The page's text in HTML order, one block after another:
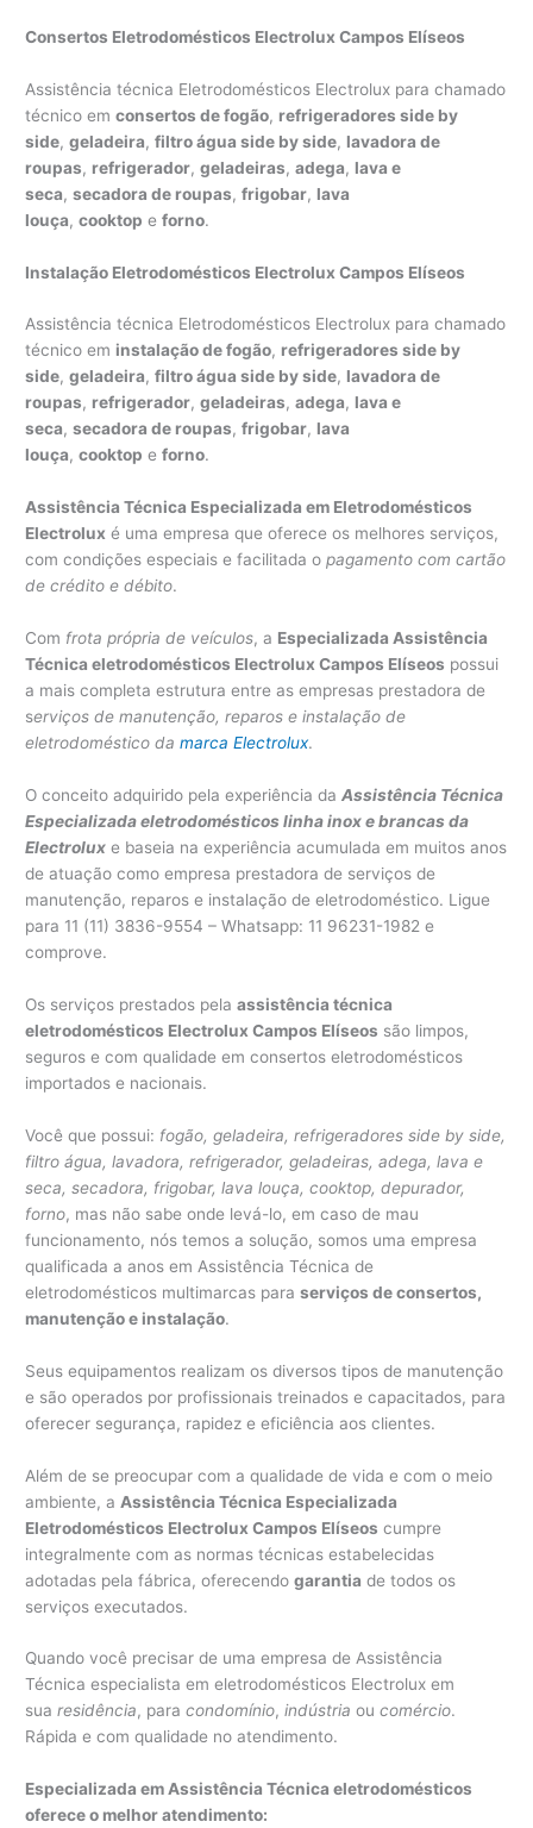
Consertos Eletrodomésticos Electrolux Campos Elíseos
Assistência técnica Eletrodomésticos Electrolux para chamado
técnico emconsertos de fogão, refrigeradores side by
side,geladeira,filtro água side by side, lavadora de
roupas, refrigerador,geladeiras,adega, lava e
seca,secadora de roupas,frigobar, lava
louça,cooktop eforno.
Instalação Eletrodomésticos Electrolux Campos Elíseos
Assistência técnica Eletrodomésticos Electrolux para chamado
técnico em instalação de fogão, refrigeradores side by
side,geladeira,filtro água side by side, lavadora de
roupas, refrigerador,geladeiras,adega, lava e
seca,secadora de roupas,frigobar, lava
louça,cooktop eforno.
Assistência Técnica Especializada em Eletrodomésticos
Electrolux é uma empresa que oferece os melhores serviços,
com condições especiais e facilitada opagamento com cartão
de crédito e débito.
Com frota própria de veículos, a Especializada Assistência
Técnica eletrodomésticos Electrolux Campos Elíseos possui
a mais completa estrutura entre as empresas prestadora de
serviços de manutenção, reparos e instalação de
eletrodoméstico damarca Electrolux.
O conceito adquirido pela experiência daAssistência Técnica
Especializada eletrodomésticos linha inox e brancas da
Electrolux e baseia na experiência acumulada em muitos anos
de atuação como empresa prestadora de serviços de
manutenção, reparos e instalação de eletrodoméstico. Ligue
para 11 (11) 3836-9554 – Whatsapp: 11 96231-1982 e
comprove.
Os serviços prestados pelaassistência técnica
eletrodomésticos Electrolux Campos Elíseos são limpos,
seguros e com qualidade em consertos eletrodomésticos
importados e nacionais.
Você que possui: fogão, geladeira, refrigeradores side by side,
filtro água, lavadora, refrigerador, geladeiras, adega, lava e
seca, secadora, frigobar, lava louça, cooktop, depurador,
forno, mas não sabe onde levá-lo, em caso de mau
funcionamento, nós temos a solução, somos uma empresa
qualificada a anos em Assistência Técnica de
eletrodomésticos multimarcas paraserviços de consertos,
manutenção e instalação.
Seus equipamentos realizam os diversos tipos de manutenção
e são operados por profissionais treinados e capacitados, para
oferecer segurança, rapidez e eficiência aos clientes.
Além de se preocupar com a qualidade de vida e com o meio
ambiente, a Assistência Técnica Especializada
Eletrodomésticos Electrolux Campos Elíseos cumpre
integralmente com as normas técnicas estabelecidas
adotadas pela fábrica, oferecendogarantia de todos os
serviços executados.
Quando você precisar de uma empresa de Assistência
Técnica especialista em eletrodomésticos Electrolux em
suaresidência, paracondomínio,indústria oucomércio.
Rápida e com qualidade no atendimento.
Especializada em Assistência Técnica eletrodomésticos
oferece o melhor atendimento: